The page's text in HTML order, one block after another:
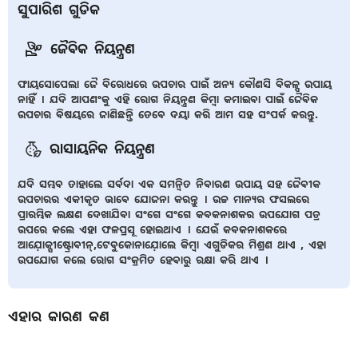
ସୁପାରିଶ ଗୁଡିକ
ଜୈବିକ ନିୟନ୍ତ୍ରଣ
ଫାୟସୋପେଲା ଜୈ ବିରୋଧରେ ଉପଚାର ପାଇଁ ଅନ୍ୟ କୌଣସି ବିକଳ୍ପ ଉପାୟ
ନାହିଁ । ଯଦି ଆପଣଂକୁ ଏହି ରୋଗ ନିୟନ୍ତ୍ରଣ କିମ୍ବା କମାଇବା ପାଇଁ ଜୈବିକ
ଉପଚାର ବିଷୟରେ ଜାଣିଛନ୍ତି ତେବେ ଦୟା କରି ଆମ ସହ ସଂପର୍କ କରନ୍ତୁ.
ରାସାୟନିକ ନିୟନ୍ତ୍ରଣ
ଯଦି ସମ୍ଭବ ତାହାଲେ ସର୍ବଦା ଏକ ସମନ୍ଵିତ ନିବାରଣ ଉପାୟ ସହ ଜୈବୀକ
ଉପଚାରର ଏକୀକୃତ ଭାବେ ଯୋଜନା କରନ୍ତୁ । ଉଚ୍ଚ ମାନ୍ୟର ଫସଲରେ
ପ୍ରାରମ୍ଭିକ ଲକ୍ଷଣ ଦେଖାଯିବା ସଂଗେ ସଂଗେ କବକନାଶକର ଉପଯୋଗ ପତ୍ର
ଉପରେ କଲେ ଏହା ଫଳପ୍ରସୂ ହୋଇଥାଏ । ଯେଉଁ କବକନାଶକରେ
ଆଯ଼ୋକ୍ସୀଷ୍ଟ୍ରୋବୀନ୍,ଟେବୁକୋନାଯ଼ୋଲେ କିମ୍ବା ଏଗୁଡିକର ମିଶ୍ରଣ ଥାଏ , ଏହା
ଉପଯୋଗ କଲେ ରୋଗ ସଂକ୍ରମିତ ହେବାରୁ ରକ୍ଷା କରି ଥାଏ ।
ଏହାର କାରଣ କଣ